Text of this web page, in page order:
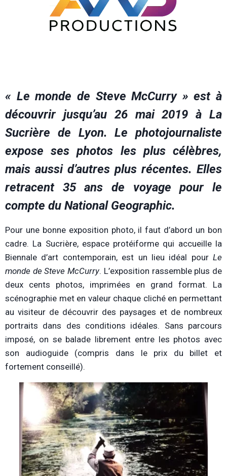
« Le monde de Steve McCurry » est à
découvrir jusqu’au 26 mai 2019 à La
Sucrière de Lyon. Le photojournaliste
expose ses photos les plus célèbres,
mais aussi d’autres plus récentes. Elles
retracent 35 ans de voyage pour le
compte du National Geographic.
Pour une bonne exposition photo, il faut d’abord un bon
cadre. La Sucrière, espace protéiforme qui accueille la
Biennale d’art contemporain, est un lieu idéal pour Le
monde de Steve McCurry. L’exposition rassemble plus de
deux cents photos, imprimées en grand format. La
scénographie met en valeur chaque cliché en permettant
au visiteur de découvrir des paysages et de nombreux
portraits dans des conditions idéales. Sans parcours
imposé, on se balade librement entre les photos avec
son audioguide (compris dans le prix du billet et
fortement conseillé).